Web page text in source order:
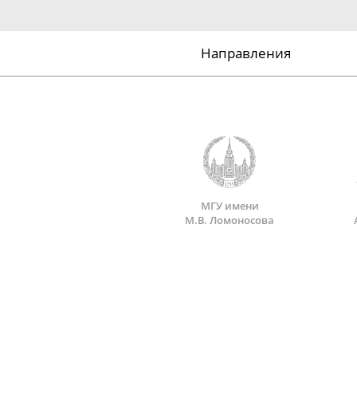
Направления
МГУ имени
М.В. Ломоносова